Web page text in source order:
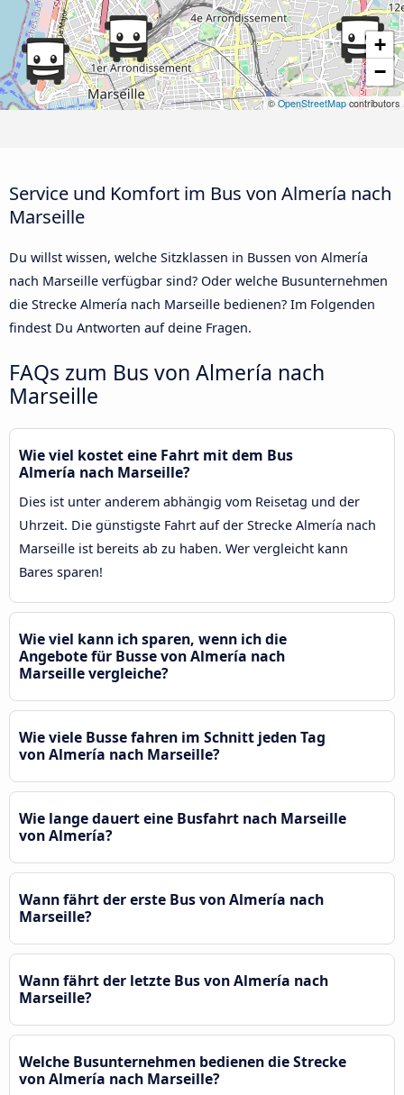
+
−
©OpenStreetMapcontributors
Service und Komfort im Bus von Almería nach
Marseille
Du willst wissen, welche Sitzklassen in Bussen von Almería
nach Marseille verfügbar sind? Oder welche Busunternehmen
die Strecke Almería nach Marseille bedienen? Im Folgenden
findest Du Antworten auf deine Fragen.
FAQs zum Bus von Almería nach
Marseille
Wie viel kostet eine Fahrt mit dem Bus
Almería nach Marseille?
Dies ist unter anderem abhängig vom Reisetag und der
Uhrzeit. Die günstigste Fahrt auf der Strecke Almería nach
Marseille ist bereits ab zu haben. Wer vergleicht kann
Bares sparen!
Wie viel kann ich sparen, wenn ich die
Angebote für Busse von Almería nach
Marseille vergleiche?
Wie viele Busse fahren im Schnitt jeden Tag
von Almería nach Marseille?
Wie lange dauert eine Busfahrt nach Marseille
von Almería?
Wann fährt der erste Bus von Almería nach
Marseille?
Wann fährt der letzte Bus von Almería nach
Marseille?
Welche Busunternehmen bedienen die Strecke
von Almería nach Marseille?